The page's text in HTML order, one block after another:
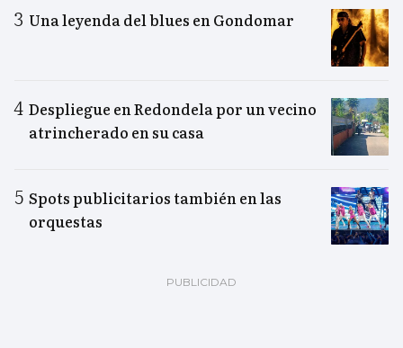
Una leyenda del blues en Gondomar
Despliegue en Redondela por un vecino
atrincherado en su casa
Spots publicitarios también en las
orquestas